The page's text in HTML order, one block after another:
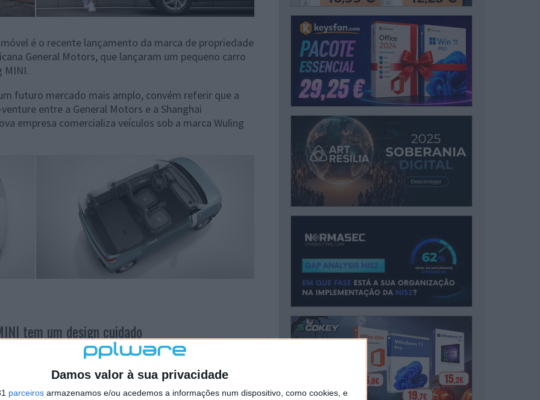
Damos valor à sua privacidade
parceiros armazenamos e/ou acedemos a informações num dispositivo, como cookies, e
é o recente lançamento da marca de propriedade
General Motors, que lançaram um pequeno carro
MINI.
futuro mercado mais amplo, convém referir que a
entre a General Motors e a Shanghai
empresa comercializa veículos sob a marca Wuling
tem um design cuidado
perante um carro barato, porque tem
o fabricar. Então deixe dizer-lhe que está enganado.
de Wuling é seu design cuidadoso.